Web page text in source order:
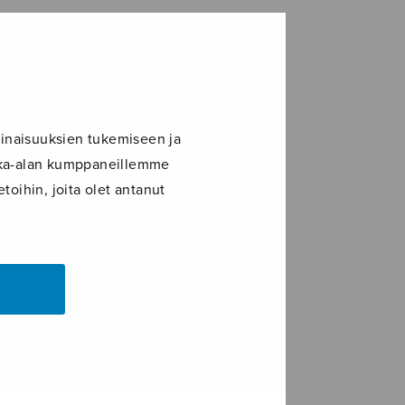
tukemiseen ja
alan kumppaneillemme
joita olet antanut